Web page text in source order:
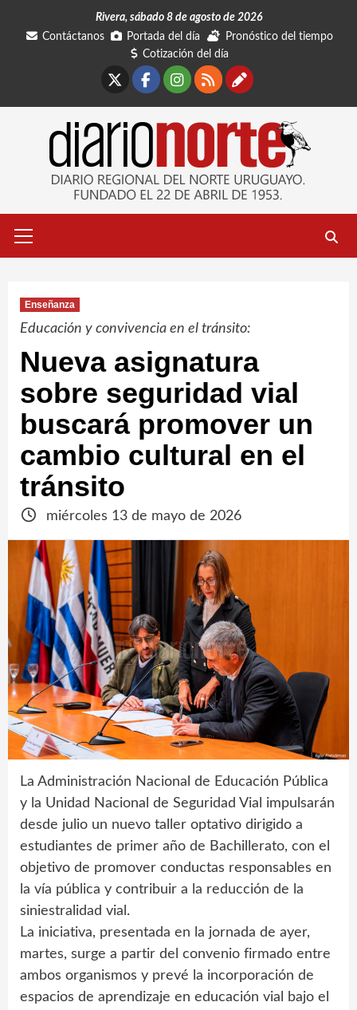
Rivera, sábado 8 de agosto de 2026
Contáctanos
Portada del día
Pronóstico del tiempo
Cotización del día
Facebook
Instagram
RSSContáctanos
primario
Enseñanza
Educación y convivencia en el tránsito:
Nueva asignatura
sobre seguridad vial
buscará promover un
cambio cultural en el
tránsito
miércoles 13 de mayo de 2026
La Administración Nacional de Educación Pública
y la Unidad Nacional de Seguridad Vial impulsarán
desde julio un nuevo taller optativo dirigido a
estudiantes de primer año de Bachillerato, con el
objetivo de promover conductas responsables en
la vía pública y contribuir a la reducción de la
siniestralidad vial.
La iniciativa, presentada en la jornada de ayer,
martes, surge a partir del convenio firmado entre
ambos organismos y prevé la incorporación de
espacios de aprendizaje en educación vial bajo el